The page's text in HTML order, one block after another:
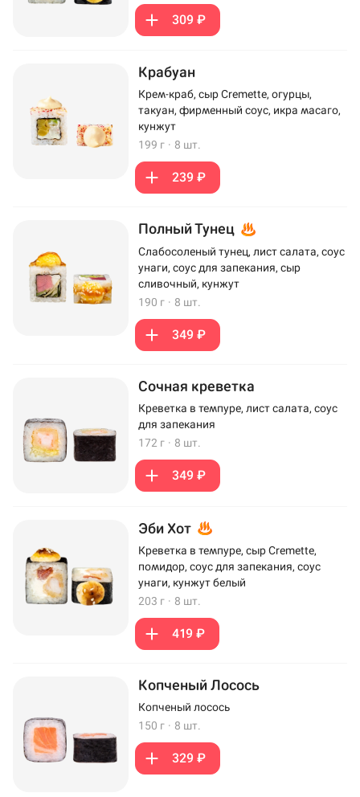
309 ₽
Крабуан
Крем-краб, сыр Cremette, огурцы,
такуан, фирменный соус, икра масаго,
кунжут
199 г · 8 шт.
239 ₽
Полный Тунец
Слабосоленый тунец, лист салата, соус
унаги, соус для запекания, сыр
сливочный, кунжут
190 г · 8 шт.
349 ₽
Сочная креветка
Креветка в темпуре, лист салата, соус
для запекания
172 г · 8 шт.
349 ₽
Эби Хот
Креветка в темпуре, сыр Cremette,
помидор, соус для запекания, соус
унаги, кунжут белый
203 г · 8 шт.
419 ₽
Копченый Лосось
Копченый лосось
150 г · 8 шт.
329 ₽